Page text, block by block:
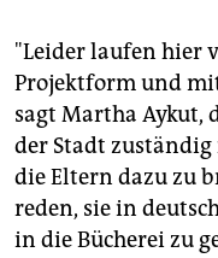
"Leider laufen hier
Projektform und
sagt Martha
der Stadt zuständig
die Eltern dazu zu
reden, sie in
in die Bücherei zu